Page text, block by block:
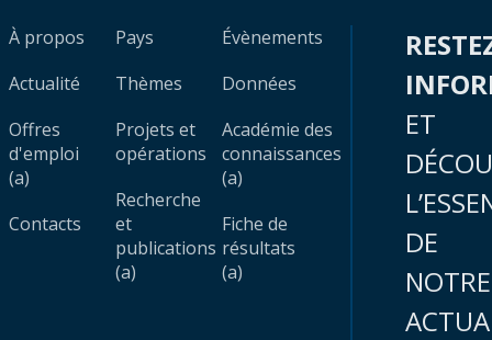
À propos
Actualité
Offres
d'emploi
(a)
Contacts
Pays
Thèmes
Projets et
opérations
Recherche
et
publications
(a)
Évènements
Données
Académie des
connaissances
(a)
Fiche de
résultats
(a)
ET
DE
NOTRE